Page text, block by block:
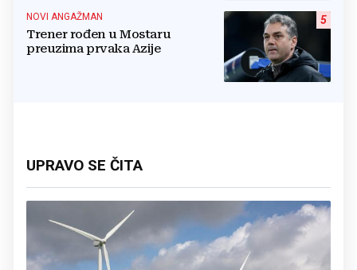
5
NOVI ANGAŽMAN
Trener rođen u Mostaru
preuzima prvaka Azije
UPRAVO SE ČITA